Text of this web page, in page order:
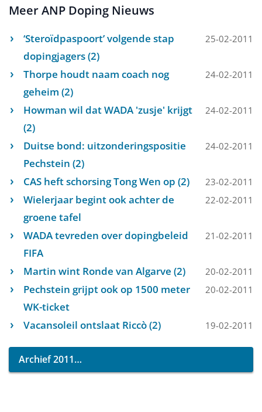
Meer ANP Doping Nieuws
‘Steroïdpaspoort’ volgende stap
dopingjagers (2)
25-02-2011
Thorpe houdt naam coach nog
geheim (2)
24-02-2011
Howman wil dat WADA 'zusje' krijgt
(2)
24-02-2011
Duitse bond: uitzonderingspositie
Pechstein (2)
24-02-2011
CAS heft schorsing Tong Wen op (2) 23-02-2011
Wielerjaar begint ook achter de
groene tafel
22-02-2011
WADA tevreden over dopingbeleid
FIFA
21-02-2011
Martin wint Ronde van Algarve (2) 20-02-2011
Pechstein grijpt ook op 1500 meter
WK-ticket
20-02-2011
Vacansoleil ontslaat Riccò (2) 19-02-2011
Archief 2011